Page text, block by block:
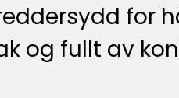
for
og fullt av